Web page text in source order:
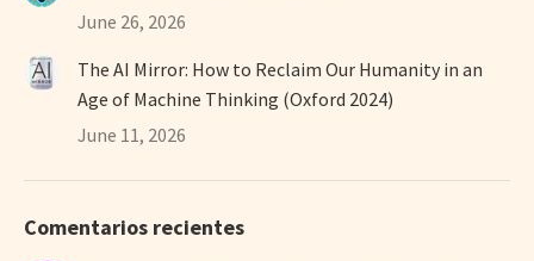
June 26, 2026
The AI Mirror: How to Reclaim Our Humanity in an
Age of Machine Thinking (Oxford 2024)
June 11, 2026
Comentarios recientes